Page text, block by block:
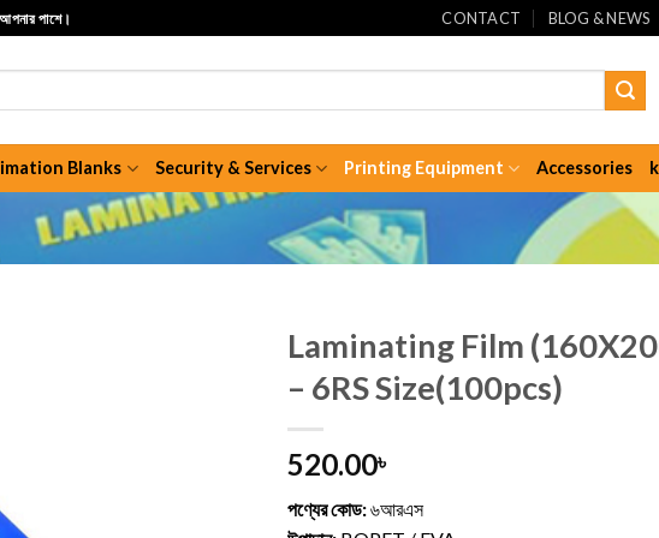
পাশে। CONTACT BLOG & NEWS
Blanks Security & Services Printing Equipment Accessories
Laminating Film
– 6RS Size(100pcs)
520.00৳
পণ্যের কোড:৬আরএস